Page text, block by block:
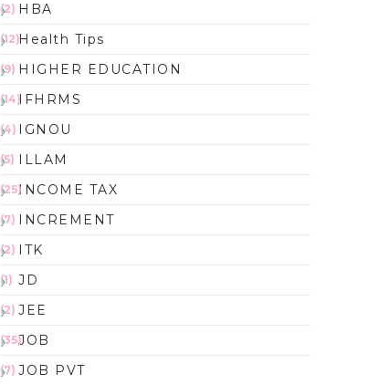
HBA
(2)
Health Tips
(12)
HIGHER EDUCATION
(9)
IFHRMS
(14)
IGNOU
(4)
ILLAM
(5)
INCOME TAX
(25)
INCREMENT
(7)
ITK
(2)
JD
(1)
JEE
(2)
JOB
(35)
JOB PVT
(7)